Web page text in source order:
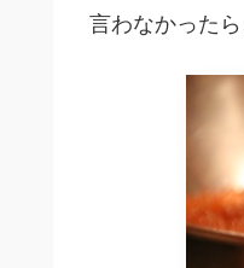
言わなかった